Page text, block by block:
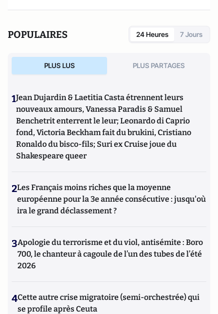
POPULAIRES 24 Heures 7 Jours
PLUS LUS PLUS PARTAGES
1Jean Dujardin & Laetitia Casta étrennent leurs
nouveaux amours, Vanessa Paradis & Samuel
Benchetrit enterrent le leur; Leonardo di Caprio
fond, Victoria Beckham fait du brukini, Cristiano
Ronaldo du bisco-fils; Suri ex Cruise joue du
Shakespeare queer
2Les Français moins riches que la moyenne
européenne pour la 3e année consécutive : jusqu'où
ira le grand déclassement ?
3Apologie du terrorisme et du viol, antisémite : Boro
700, le chanteur à cagoule de l’un des tubes de l’été
2026
4Cette autre crise migratoire (semi-orchestrée) qui
se profile après Ceuta